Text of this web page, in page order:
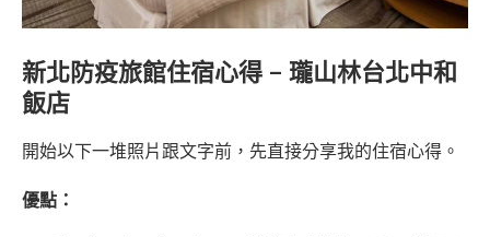
新北防疫旅館住宿心得 – 瓏山林台北中和
飯店
開始以下一堆照片跟文字前，先直接分享我的住宿心得。
優點：